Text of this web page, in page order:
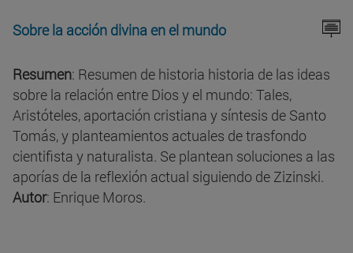
Sobre la acción divina en el mundo
Resumen: Resumen de historia historia de las ideas
sobre la relación entre Dios y el mundo: Tales,
Aristóteles, aportación cristiana y síntesis de Santo
Tomás, y planteamientos actuales de trasfondo
cientifista y naturalista. Se plantean soluciones a las
aporías de la reflexión actual siguiendo de Zizinski.
Autor: Enrique Moros.